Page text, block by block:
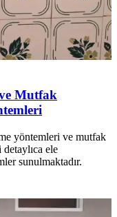
Mutfak
yöntemleri ve mutfak
ele
sunulmaktadır.